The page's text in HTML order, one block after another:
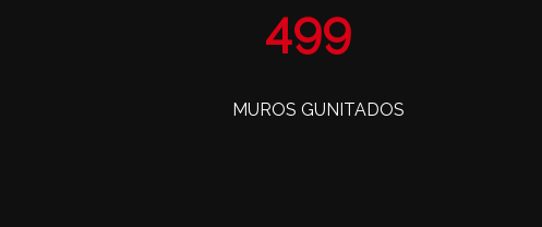
804
MUROS GUNITADOS